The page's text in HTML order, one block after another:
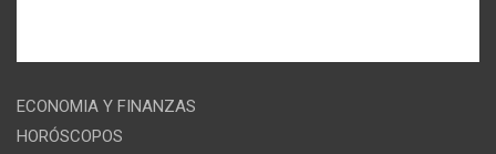
ECONOMIA Y FINANZAS
HORÓSCOPOS